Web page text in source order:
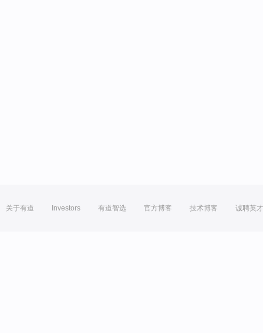
关于有道 Investors 有道智选 官方博客 技术博客 诚聘英才